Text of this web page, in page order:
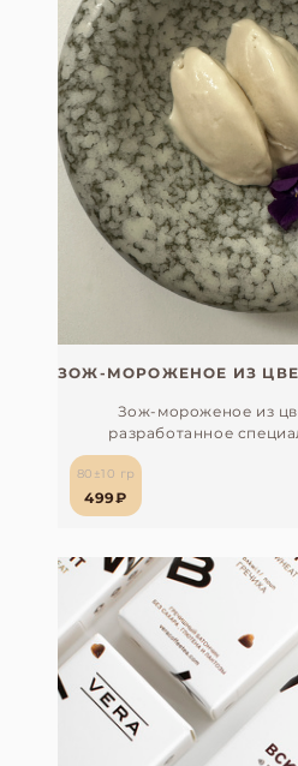
Зож-мороженое из
разработанное
80±10 гр
499₽